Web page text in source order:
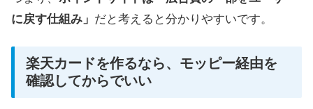
に戻す仕組み」 だと考えると分かりやすいです。
楽天カードを作るなら、モッピー経由を
確認してからでいい